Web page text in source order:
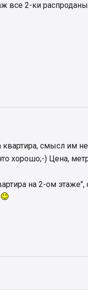
все 2-ки
смысл им
хорошо;-) Цена,
на 2-ом этаже",